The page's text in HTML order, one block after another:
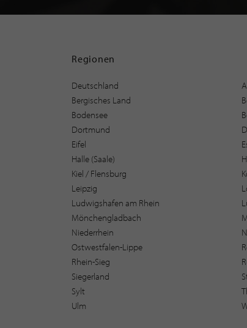
Regionen
Deutschland
Bergisches Land
Bodensee
Dortmund
Eifel
Halle (Saale)
Kiel / Flensburg
Leipzig
Ludwigshafen am Rhein
Mönchengladbach
Niederrhein
Ostwestfalen-Lippe
Rhein-Sieg
Siegerland
Sylt
Ulm